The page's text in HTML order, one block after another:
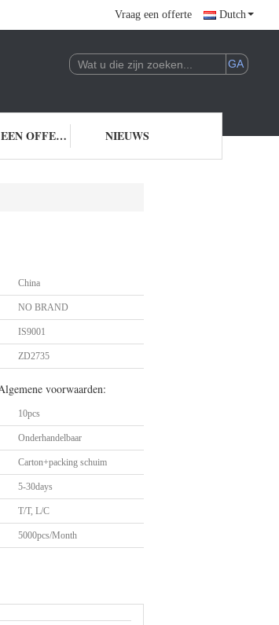
Vraag een offerte Dutch
VRAAG EEN OFFERTE NIEUWS
China
NO BRAND
IS9001
ZD2735
voorwaarden:
10pcs
Onderhandelbaar
Carton+packing schuim
5-30days
T/T, L/C
5000pcs/Month